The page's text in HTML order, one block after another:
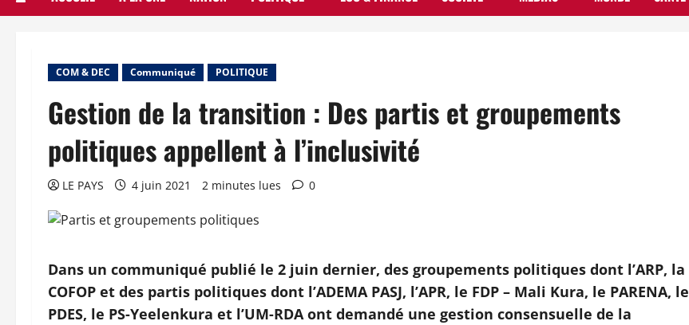
COM & DEC Communiqué POLITIQUE
Gestion de la transition : Des partis et groupements
politiques appellent à l’inclusivité
LE PAYS 4 juin 2021 2 minutes lues 0
Dans un communiqué publié le 2 juin dernier, des groupements politiques dont l’ARP, la
COFOP et des partis politiques dont l’ADEMA PASJ, l’APR, le FDP – Mali Kura, le PARENA, le
PDES, le PS-Yeelenkura et l’UM-RDA ont demandé une gestion consensuelle de la